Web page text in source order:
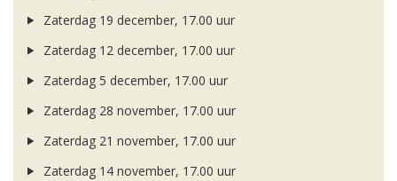
Zaterdag 19 december, 17.00 uur
Zaterdag 12 december, 17.00 uur
Zaterdag 5 december, 17.00 uur
Zaterdag 28 november, 17.00 uur
Zaterdag 21 november, 17.00 uur
Zaterdag 14 november, 17.00 uur